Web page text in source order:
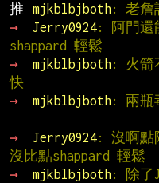
推
mjkblbjboth: 老詹
→
Jerry0924: 阿門還
shappard 輕鬆
→
mjkblbjboth: 火箭
快
→
mjkblbjboth: 兩瓶
→
Jerry0924: 沒啊點
沒比點shappard 輕鬆
→
mjkblbjboth: 除了